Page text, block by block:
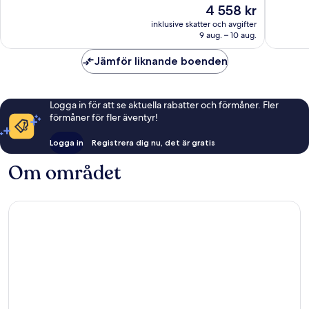
Priset
4 558 kr
4 558 kr
inklusive skatter och avgifter
9 aug. – 10 aug.
Jämför liknande boenden
Logga in för att se aktuella rabatter och förmåner. Fler
förmåner för fler äventyr!
Logga in Registrera dig nu, det är gratis
Om området